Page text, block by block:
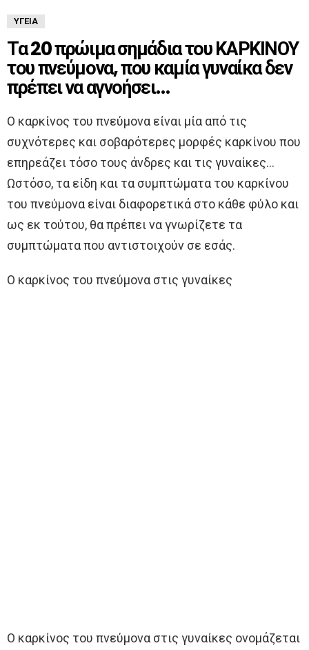
ΥΓΕΊΑ
Τα 20 πρώιμα σημάδια του ΚΑΡΚΙΝΟΥ
του πνεύμονα, που καμία γυναίκα δεν
πρέπει να αγνοήσει…
Ο καρκίνος του πνεύμονα είναι μία από τις
συχνότερες και σοβαρότερες μορφές καρκίνου που
επηρεάζει τόσο τους άνδρες και τις γυναίκες…
Ωστόσο, τα είδη και τα συμπτώματα του καρκίνου
του πνεύμονα είναι διαφορετικά στο κάθε φύλο και
ως εκ τούτου, θα πρέπει να γνωρίζετε τα
συμπτώματα που αντιστοιχούν σε εσάς.
Ο καρκίνος του πνεύμονα στις γυναίκες
Ο καρκίνος του πνεύμονα στις γυναίκες ονομάζεται